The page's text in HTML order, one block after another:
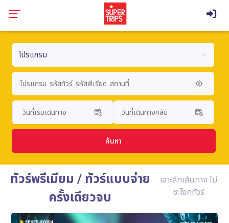
โปรแกรม
ค้นหา
ทัวร์พรีเมียม / ทัวร์แบบจ่าย
ครั้งเดียวจบ
เจาะลึกเส้นทาง ไม่
ชะโงกทัวร์